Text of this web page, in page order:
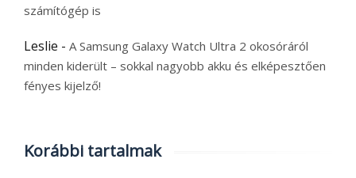
számítógép is
Leslie - A Samsung Galaxy Watch Ultra 2 okosóráról
minden kiderült – sokkal nagyobb akku és elképesztően
fényes kijelző!
Korábbi tartalmak